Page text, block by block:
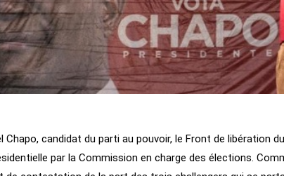
Chapo, candidat du parti au pouvoir, le Front de libération
par la Commission en charge des élections.